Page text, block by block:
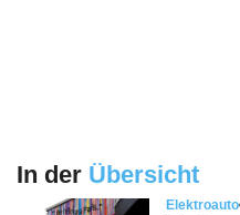
In der Übersicht
Elektroauto